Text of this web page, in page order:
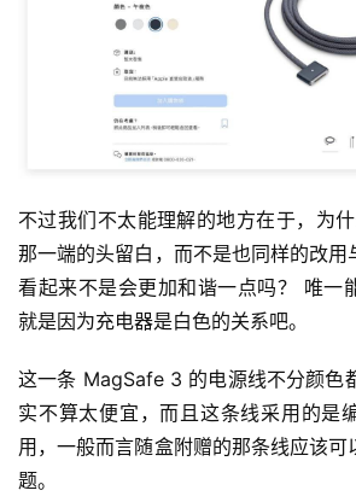
不过我们不太能理解的地方在于，为
那一端的头留白，而不是也同样的改用
看起来不是会更加和谐一点吗？ 唯一
就是因为充电器是白色的关系吧。
这一条 MagSafe 3 的电源线不分颜色
实不算太便宜，而且这条线采用的是
用，一般而言随盒附赠的那条线应该可
题。